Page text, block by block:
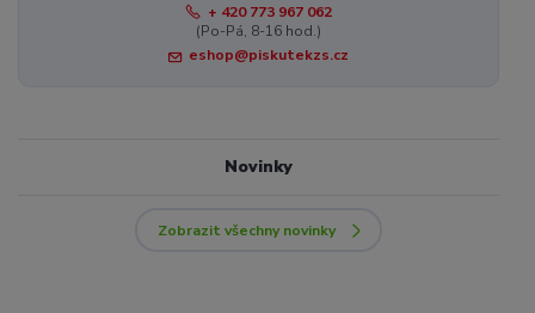
+ 420 773 967 062
(Po-Pá, 8-16 hod.)
eshop@piskutekzs.cz
Novinky
Zobrazit všechny novinky